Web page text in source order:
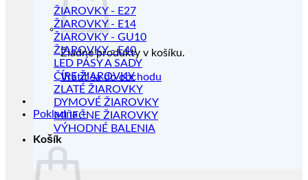
Žiadne produkty v košíku.
Vrátiť sa do obchodu
Pokladňa +
Košík
ŽIAROVKY - E27
ŽIAROVKY - E14
ŽIAROVKY - GU10
ŽIAROVKY - E40
LED PÁSY A SADY
ČÍRE ŽIAROVKY
ZLATÉ ŽIAROVKY
DYMOVÉ ŽIAROVKY
MLIEČNE ŽIAROVKY
VÝHODNÉ BALENIA